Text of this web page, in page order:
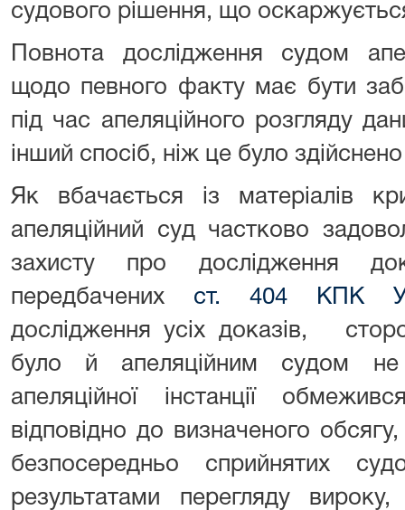
судового рішення, що
Повнота дослідження судом
щодо певного факту має бути
під час апеляційного розгляду
інший спосіб, ніж це було здійснено
Як вбачається із матеріалів
апеляційний суд частково
захисту про дослідження
передбачених ст. 404 КПК
дослідження усіх доказів,
було й апеляційним судом
апеляційної інстанції
відповідно до визначеного
безпосередньо сприйнятих
результатами перегляду вироку,